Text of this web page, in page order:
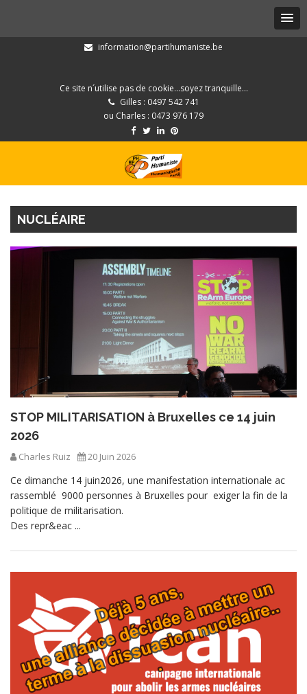
information@partihumaniste.be
Ce site n´utilise pas de cookie...soyez tranquille...
Gilles : 0497 542 741
ou Charles : 0473 976 179
NUCLÉAIRE
STOP MILITARISATION à Bruxelles ce 14 juin
2026
Charles Ruiz 20 Juin 2026
Ce dimanche 14 juin2026, une manifestation internationale ac
rassemblé 9000 personnes à Bruxelles pour exiger la fin de la
politique de militarisation.
Des repr&eac ...